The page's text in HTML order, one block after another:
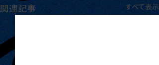
関連記事 すべて表示